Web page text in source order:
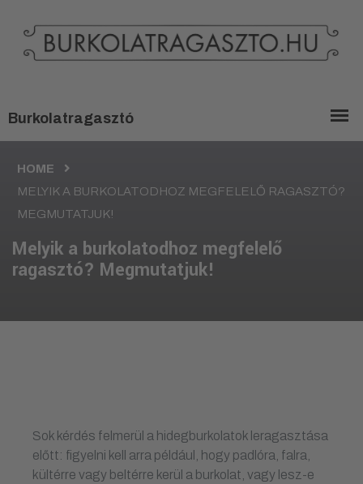
HOME
MELYIK A BURKOLATODHOZ MEGFELELŐ RAGASZTÓ?
MEGMUTATJUK!
Melyik a burkolatodhoz megfelelő
ragasztó? Megmutatjuk!
Sok kérdés felmerül a hidegburkolatok leragasztása
előtt: figyelni kell arra például, hogy padlóra, falra,
kültérre vagy beltérre kerül a burkolat, vagy lesz-e